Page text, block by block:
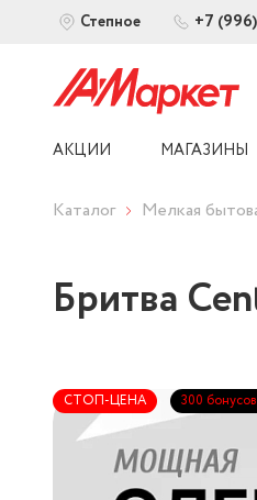
Степное +7
АКЦИИ МАГАЗИНЫ
Каталог Мелкая
Бритва
СТОП-ЦЕНА 300